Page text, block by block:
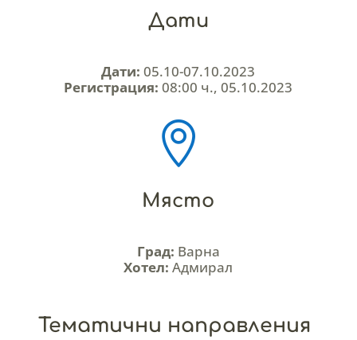
Дати
Дати: 05.10-07.10.2023
Регистрация: 08:00 ч., 05.10.2023

Място
Град: Варна
Хотел: Адмирал
Тематични направления